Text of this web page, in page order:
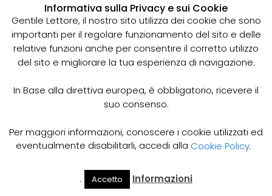
I pozzi neri sono delle strutture sotterranee utilizzate
per la raccolta delle acque reflue domestiche,
soprattutto in zone dove non è disponibile un
sistema di smaltimento delle acque fognarie. Lo
spurgo dei pozzi neri è un’operazione essenziale
e prevenire il rischio di allagamenti, cattivi odori e
infezioni.
Come funziona lo spurgo dei pozzi neri
Lo spurgo dei pozzi neri viene effettuato mediante
specifiche, in grado di aspirare e rimuovere le
acque reflue e i sedimenti accumulati all’interno del
Cerca Il Mio
Informativa sulla Privacy e sui Cookie
Gentile Lettore, il nostro sito utilizza dei cookie che sono
importanti per il regolare funzionamento del sito e delle
relative funzioni anche per consentire il corretto utilizzo
del sito e migliorare la tua esperienza di navigazione.
In Base alla direttiva europea, è obbligatorio, ricevere il
suo consenso.
Per maggiori informazioni, conoscere i cookie utilizzati ed
eventualmente disabilitarli, accedi alla Cookie Policy.
. Accetto Informazioni